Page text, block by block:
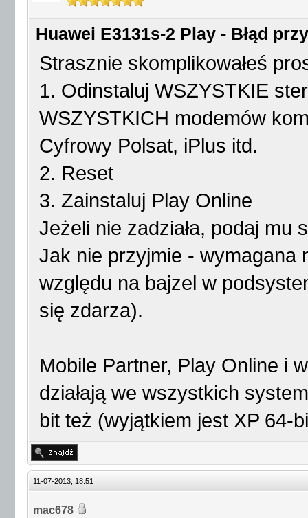
Huawei E3131s-2 Play - Błąd
Strasznie skomplikowałeś
1. Odinstaluj WSZYSTKIE
WSZYSTKICH modemów
Cyfrowy Polsat, iPlus itd.
2. Reset
3. Zainstaluj Play Online
Jeżeli nie zadziała, podaj mu
Jak nie przyjmie - wymagana
względu na bajzel w
się zdarza).
Mobile Partner, Play Online i
działają we wszystkich
bit też (wyjątkiem jest XP 64-
11-07-2013, 18:51
mac678